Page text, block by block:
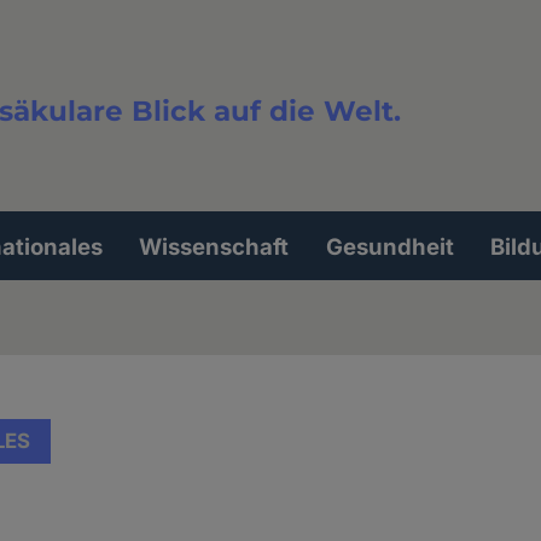
Blick auf die Welt.
Wissenschaft Gesundheit